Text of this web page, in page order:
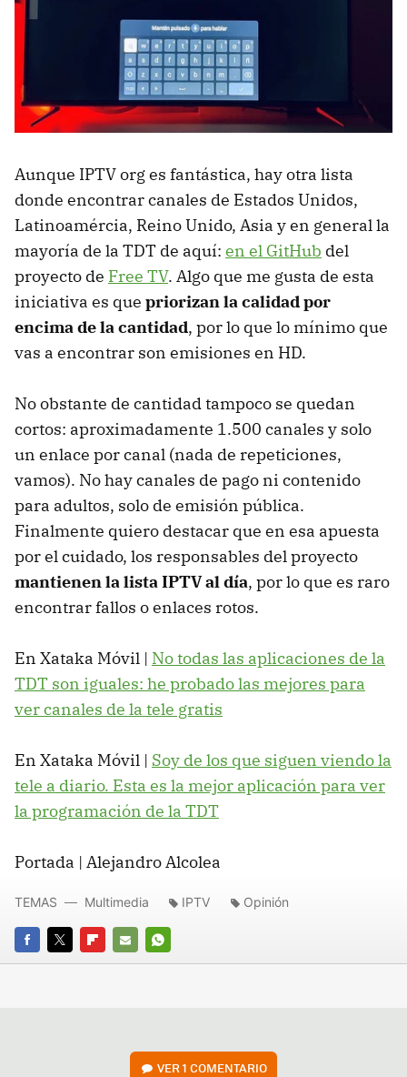
Aunque IPTV org es fantástica, hay otra lista
donde encontrar canales de Estados Unidos,
Latinoamércia, Reino Unido, Asia y en general la
mayoría de la TDT de aquí: en el GitHub del
proyecto de Free TV. Algo que me gusta de esta
iniciativa es que priorizan la calidad por
encima de la cantidad, por lo que lo mínimo que
vas a encontrar son emisiones en HD.
No obstante de cantidad tampoco se quedan
cortos: aproximadamente 1.500 canales y solo
un enlace por canal (nada de repeticiones,
vamos). No hay canales de pago ni contenido
para adultos, solo de emisión pública.
Finalmente quiero destacar que en esa apuesta
por el cuidado, los responsables del proyecto
mantienen la lista IPTV al día, por lo que es raro
encontrar fallos o enlaces rotos.
En Xataka Móvil | No todas las aplicaciones de la
TDT son iguales: he probado las mejores para
ver canales de la tele gratis
En Xataka Móvil | Soy de los que siguen viendo la
tele a diario. Esta es la mejor aplicación para ver
la programación de la TDT
Portada | Alejandro Alcolea
FACEBOOK
TWITTERFLIPBOARD
E-
WHATSAPP
TEMAS Multimedia IPTV Opinión
VER1 COMENTARIO